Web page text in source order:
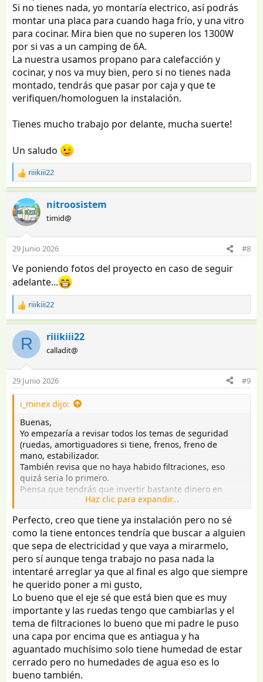
Si no tienes nada, yo montaría electrico, así podrás
montar una placa para cuando haga frío, y una vitro
para cocinar. Mira bien que no superen los 1300W
por si vas a un camping de 6A.
La nuestra usamos propano para calefacción y
cocinar, y nos va muy bien, pero si no tienes nada
montado, tendrás que pasar por caja y que te
verifiquen/homologuen la instalación.
Tienes mucho trabajo por delante, mucha suerte!
Un saludo
R
e
a
c
c
o
n
s
:
riiikiii22
nitroosistem
timid@
29 Junio 2026 #8
Ve poniendo fotos del proyecto en caso de seguir
adelante...
R
e
a
o
n
e
riiikiii22
R riiikiii22
calladit@
29 Junio 2026 #9
i_minex dijo:
Buenas,
Yo empezaría a revisar todos los temas de seguridad
(ruedas, amortiguadores si tiene, frenos, freno de
mano, estabilizador.
También revisa que no haya habido filtraciones, eso
quizá seria lo primero.
Piensa que tendrás que invertir bastante dinero en
ponerla bien, lo digo porque a veces, compras otra y te
ahorras quebraderos de cabeza y dinero (y tiempo).
Si no tienes nada, yo montaría electrico, así podrás
montar una placa para cuando haga frío, y una vitro
para cocinar. Mira bien que no superen los 1300W por si
vas a un camping de 6A.
La nuestra usamos propano para calefacción y cocinar, y
nos va muy bien, pero si no tienes nada montado,
tendrás que pasar por caja y que te
verifiquen/homologuen la instalación.
Tienes mucho trabajo por delante, mucha suerte!
Un saludo
Haz clic para expandir...
Perfecto, creo que tiene ya instalación pero no sé
como la tiene entonces tendría que buscar a alguien
que sepa de electricidad y que vaya a mirarmelo,
pero sí aunque tenga trabajo no pasa nada la
intentaré arreglar ya que al final es algo que siempre
he querido poner a mi gusto,
Lo bueno que el eje sé que está bien que es muy
importante y las ruedas tengo que cambiarlas y el
tema de filtraciones lo bueno que mi padre le puso
una capa por encima que es antiagua y ha
aguantado muchísimo solo tiene humedad de estar
cerrado pero no humedades de agua eso es lo
bueno también.